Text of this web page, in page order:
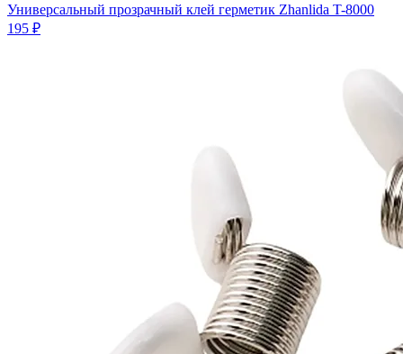
Универсальный прозрачный клей герметик Zhanlida T-8000
195 ₽